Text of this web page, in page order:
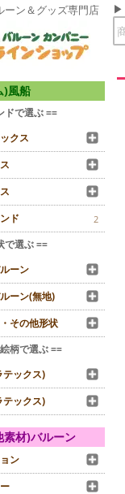
ーン＆グッズ専門店
)風船
ドで選ぶ ==
クス
ド
2
で選ぶ ==
ーン
ーン(無地)
その他形状
柄で選ぶ ==
テックス)
テックス)
素材)バルーン
ン